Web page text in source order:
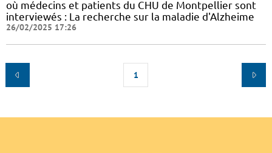
où médecins et patients du CHU de Montpellier sont
interviewés : La recherche sur la maladie d'Alzheime
26/02/2025 17:26
1